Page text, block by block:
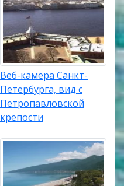
Веб-камера Санкт-
Петербурга, вид с
Петропавловской
крепости